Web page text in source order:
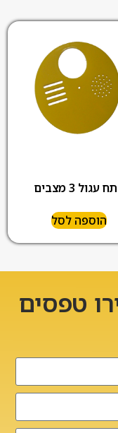
עגול 3 מצבים
הוספה לסל
טפסים